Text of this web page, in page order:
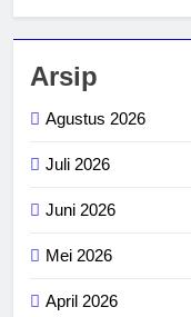
Arsip
Agustus 2026
Juli 2026
Juni 2026
Mei 2026
April 2026